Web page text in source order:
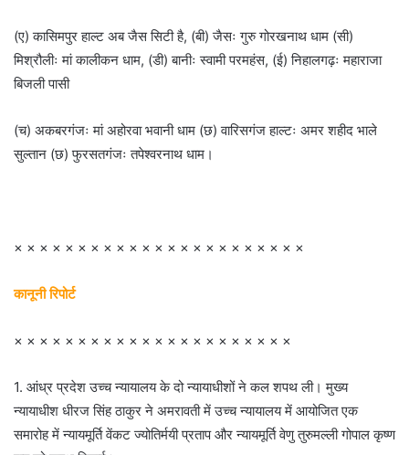
(ए) कासिमपुर हाल्ट अब जैस सिटी है, (बी) जैसः गुरु गोरखनाथ धाम (सी)
मिश्रौलीः मां कालीकन धाम, (डी) बानीः स्वामी परमहंस, (ई) निहालगढ़ः महाराजा
बिजली पासी
(च) अकबरगंजः मां अहोरवा भवानी धाम (छ) वारिसगंज हाल्टः अमर शहीद भाले
सुल्तान (छ) फुरसतगंजः तपेश्वरनाथ धाम।
× × × × × × × × × × × × × × × × × × × × × × ×
कानूनी रिपोर्ट
× × × × × × × × × × × × × × × × × × × × × ×
1. आंध्र प्रदेश उच्च न्यायालय के दो न्यायाधीशों ने कल शपथ ली। मुख्य
न्यायाधीश धीरज सिंह ठाकुर ने अमरावती में उच्च न्यायालय में आयोजित एक
समारोह में न्यायमूर्ति वेंकट ज्योतिर्मयी प्रताप और न्यायमूर्ति वेणु तुरुमल्ली गोपाल कृष्ण